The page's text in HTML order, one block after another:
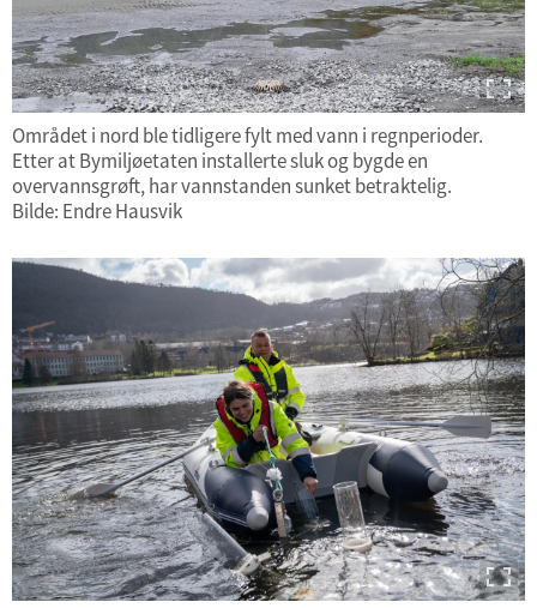
Området i nord ble tidligere fylt med vann i regnperioder.
Etter at Bymiljøetaten installerte sluk og bygde en
overvannsgrøft, har vannstanden sunket betraktelig.
Bilde: Endre Hausvik